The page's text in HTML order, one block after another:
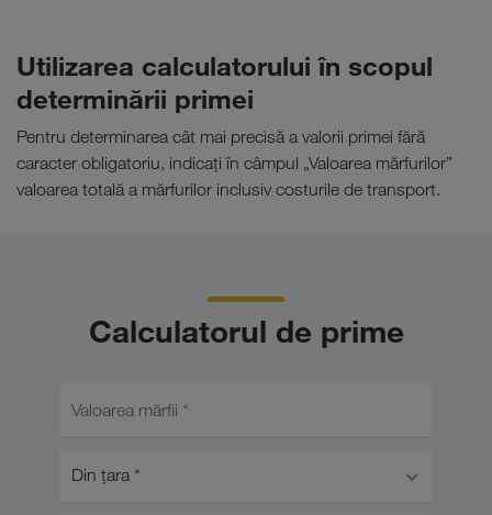
Utilizarea calculatorului în scopul
determinării primei
Pentru determinarea cât mai precisă a valorii primei fără
caracter obligatoriu, indicați în câmpul „Valoarea mărfurilor”
valoarea totală a mărfurilor inclusiv costurile de transport.
Calculatorul de prime
Valoarea mărfii *
Din ţara *